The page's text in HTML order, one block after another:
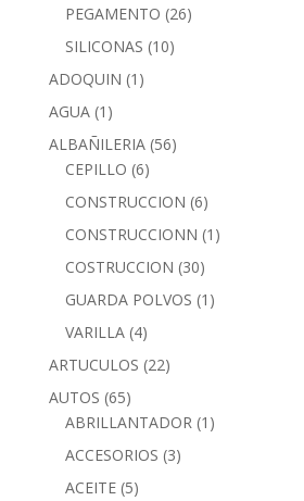
PEGAMENTO (26)
SILICONAS (10)
ADOQUIN (1)
AGUA (1)
ALBAÑILERIA (56)
CEPILLO (6)
CONSTRUCCION (6)
CONSTRUCCIONN (1)
COSTRUCCION (30)
GUARDA POLVOS (1)
VARILLA (4)
ARTUCULOS (22)
AUTOS (65)
ABRILLANTADOR (1)
ACCESORIOS (3)
ACEITE (5)